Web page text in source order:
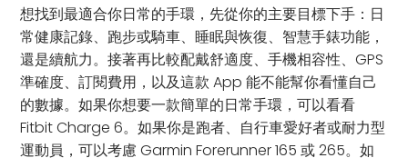
想找到最適合你日常的手環，先從你的主要目標下手：日
常健康記錄、跑步或騎車、睡眠與恢復、智慧手錶功能，
還是續航力。接著再比較配戴舒適度、手機相容性、GPS
準確度、訂閱費用，以及這款 App 能不能幫你看懂自己
的數據。如果你想要一款簡單的日常手環，可以看看
Fitbit Charge 6。如果你是跑者、自行車愛好者或耐力型
運動員，可以考慮 Garmin Forerunner 165 或 265。如